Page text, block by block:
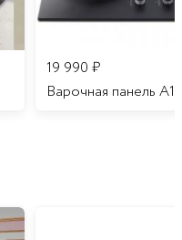
19 990 ₽
Варочная панель A16